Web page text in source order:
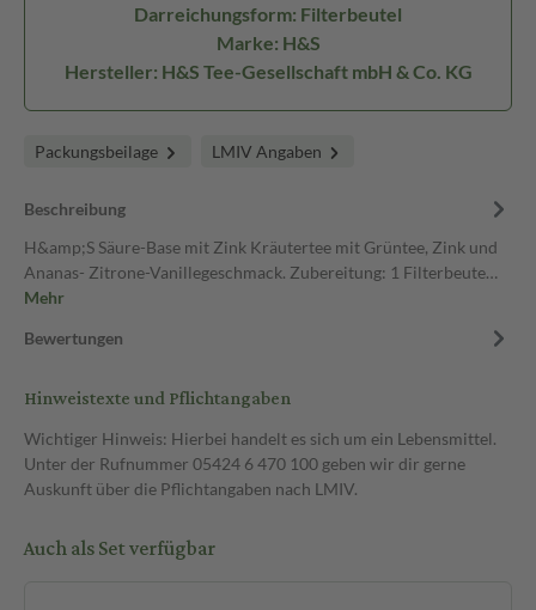
Darreichungsform: Filterbeutel
Marke: H&S
Hersteller: H&S Tee-Gesellschaft mbH & Co. KG
Packungsbeilage LMIV Angaben
Beschreibung
H&amp;S Säure-Base mit Zink Kräutertee mit Grüntee, Zink und
Ananas- Zitrone-Vanillegeschmack. Zubereitung: 1 Filterbeute…
Mehr
Bewertungen
Hinweistexte und Pflichtangaben
Wichtiger Hinweis: Hierbei handelt es sich um ein Lebensmittel.
Unter der Rufnummer 05424 6 470 100 geben wir dir gerne
Auskunft über die Pflichtangaben nach LMIV.
Auch als Set verfügbar